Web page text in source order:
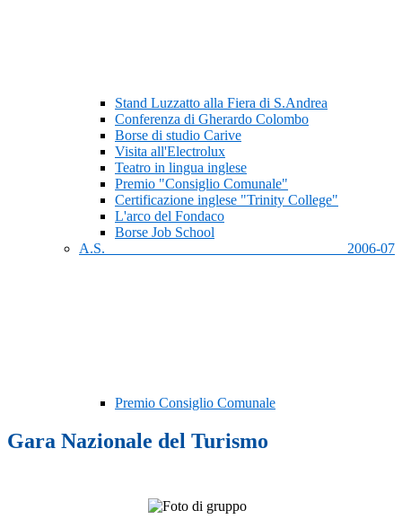
Stand Luzzatto alla Fiera di S.Andrea
Conferenza di Gherardo Colombo
Borse di studio Carive
Visita all'Electrolux
Teatro in lingua inglese
Premio "Consiglio Comunale"
Certificazione inglese "Trinity College"
L'arco del Fondaco
Borse Job School
A.S. 2006-07
Premio Consiglio Comunale
Gara Nazionale del Turismo